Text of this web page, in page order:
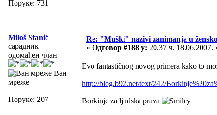
Поруке: 731
Miloš Stanić
сарадник
одомаћен члан
Ван
мреже
Поруке: 207
Re: "Muški" nazivi zanimanja u
« Одговор #188 у: 20.37 ч. 18.06.2007.
Evo fantastičnog novog primera kako to
http://blog.b92.net/text/242/
Borkinje za ljudska prava